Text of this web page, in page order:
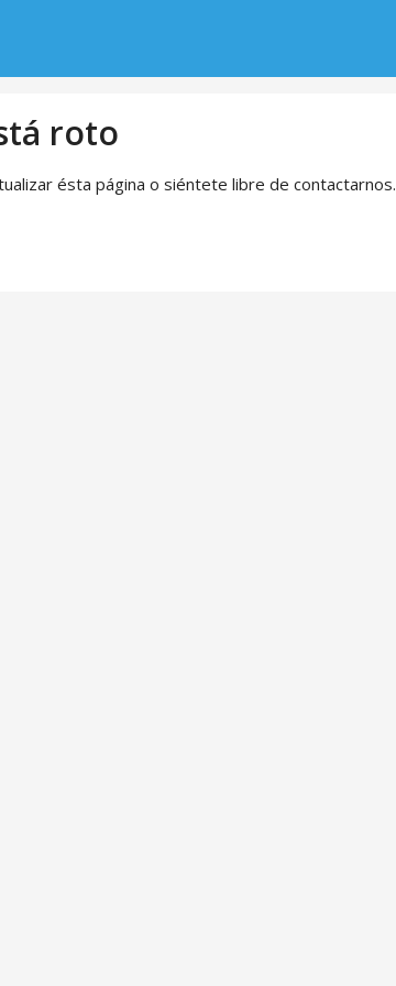
roto
ésta página o siéntete libre de contactarnos.